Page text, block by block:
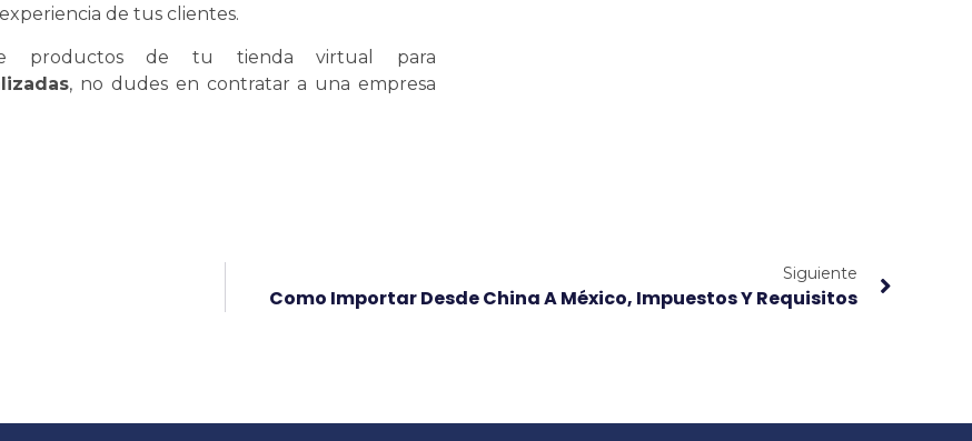
de tus clientes.
productos de tu tienda virtual para
, no dudes en contratar a una empresa
Siguiente
Como Importar Desde China A México, Impuestos Y Requisitos